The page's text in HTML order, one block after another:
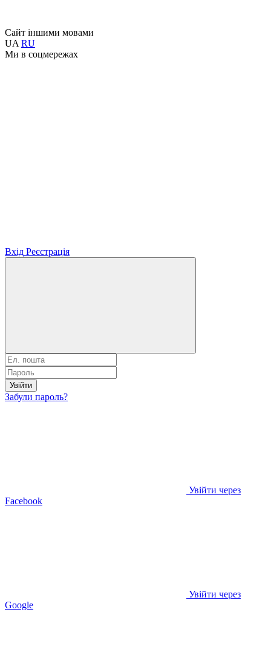
Сайт іншими мовами
UA RU
Ми в соцмережах
Вхід Реєстрація
Увійти
Забули пароль?
Увійти через
Facebook
Увійти через
Google